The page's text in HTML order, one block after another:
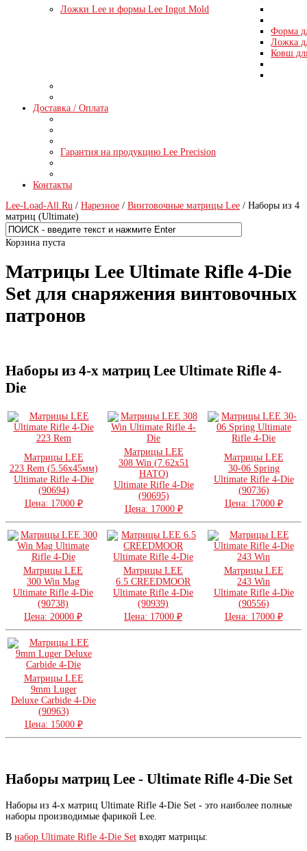
Ложки Lee и формы Lee Ingot Mold
Форма
Ложка
Ковш
Доставка / Оплата
Гарантия на продукцию Lee Precision
Контакты
Lee-Load-All.Ru / Нарезное / Винтовочные матрицы Lee / Наборы из 4
матриц (Ultimate)
Корзина пуста
Матрицы Lee Ultimate Rifle 4-Die
Set для снаряжения винтовочных
патронов
Наборы из 4-х матриц Lee Ultimate Rifle 4-
Die
Матрицы LEE
223 Rem (5.56х45мм)
Ultimate Rifle 4-Die
(90694)
Цена: 17000 ₽
Матрицы LEE
308 Win (7.62х51
НАТО)
Ultimate Rifle 4-Die
(90695)
Цена: 17000 ₽
Матрицы LEE
30-06 Spring
Ultimate Rifle 4-Die
(90736)
Цена: 17000 ₽
Матрицы LEE
300 Win Mag
Ultimate Rifle 4-Die
(90738)
Цена: 20000 ₽
Матрицы LEE
6.5 CREEDMOOR
Ultimate Rifle 4-Die
(90939)
Цена: 17000 ₽
Матрицы LEE
243 Win
Ultimate Rifle 4-Die
(90556)
Цена: 17000 ₽
Матрицы LEE
9mm Luger
Deluxe Carbide 4-Die
(90963)
Цена: 15000 ₽
Наборы матриц Lee - Ultimate Rifle 4-Die Set
Наборы из 4-х матриц Ultimate Rifle 4-Die Set - это наиболее полные
наборы производимые фарикой Lee.
В набор Ultimate Rifle 4-Die Set входят матрицы: